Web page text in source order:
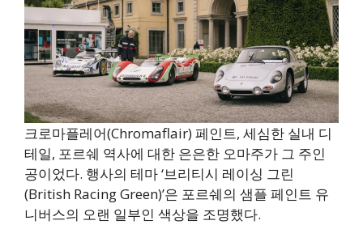
크로마플레어(Chromaflair) 페인트, 세심한 실내 디
테일, 포르쉐 역사에 대한 은은한 오마주가 그 주인
공이었다. 행사의 테마 ‘브리티시 레이싱 그린
(British Racing Green)’은 포르쉐의 샘플 페인트 유
니버스의 오랜 일부인 색상을 조명했다.